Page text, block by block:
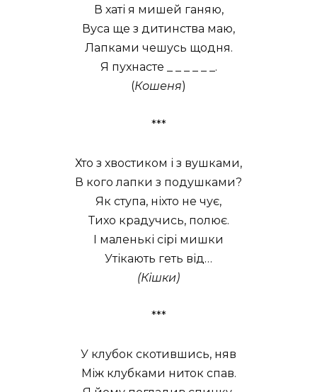
В хаті я мишей ганяю,
Вуса ще з дитинства маю,
Лапками чешусь щодня.
Я пухнасте _ _ _ _ _ _.
(Кошеня)
***
Хто з хвостиком і з вушками,
В кого лапки з подушками?
Як ступа, ніхто не чує,
Тихо крадучись, полює.
І маленькі сірі мишки
Утікають геть від…
(Кішки)
***
У клубок скотившись, няв
Між клубками ниток спав.